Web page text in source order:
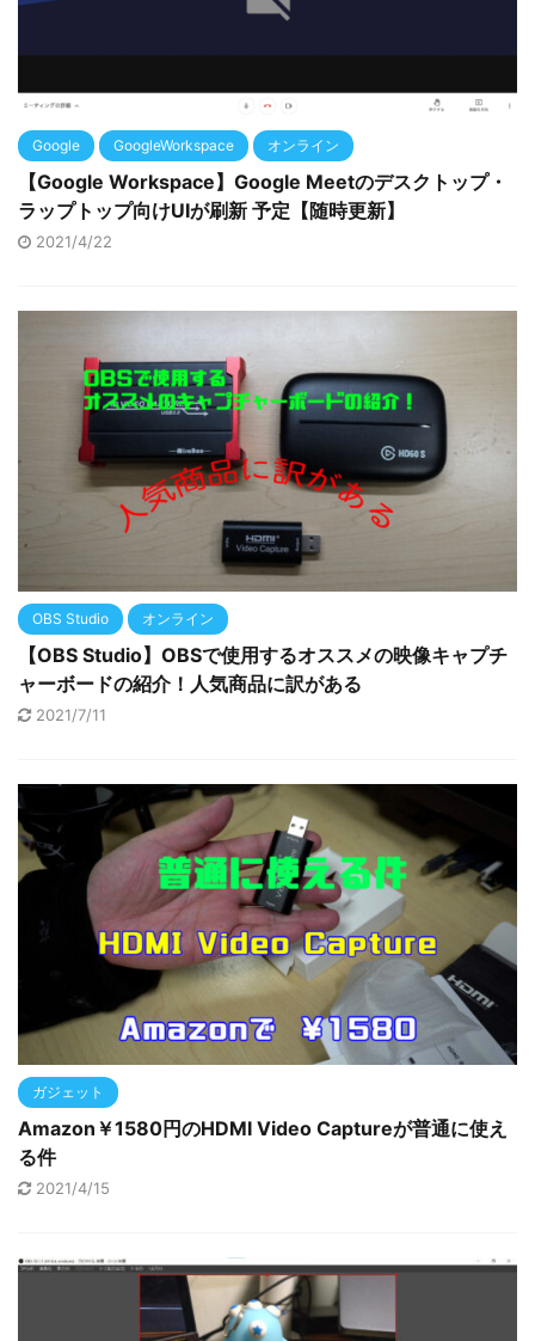
Google GoogleWorkspace オンライン
【Google Workspace】Google Meetのデスクトップ・
ラップトップ向けUIが刷新 予定【随時更新】
2021/4/22
OBS Studio オンライン
【OBS Studio】OBSで使用するオススメの映像キャプチ
ャーボードの紹介！人気商品に訳がある
2021/7/11
ガジェット
Amazon￥1580円のHDMI Video Captureが普通に使え
る件
2021/4/15